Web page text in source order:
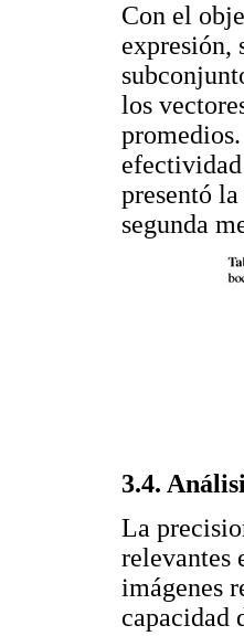
Con el
expresión,
los
presentó
segunda
3.4.
La
relevantes
imágenes
capacidad